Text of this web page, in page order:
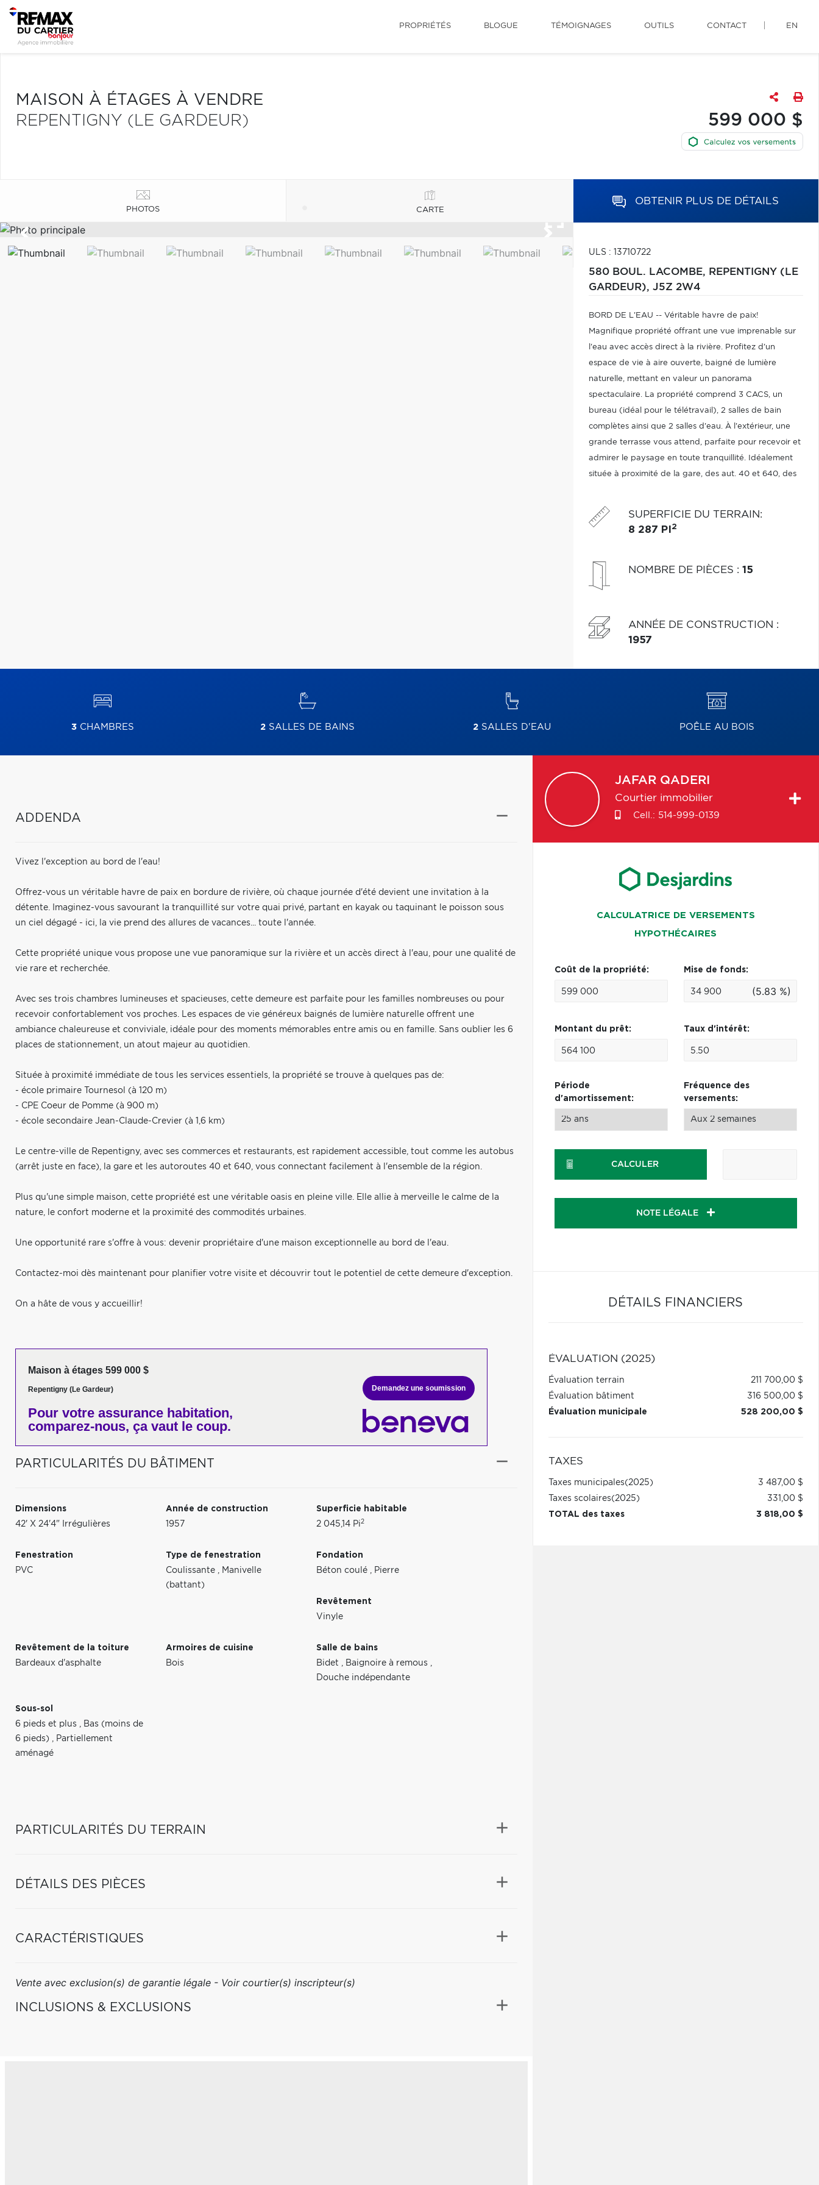
PROPRIÉTÉS BLOGUE TÉMOIGNAGES OUTILS CONTACT EN
MAISON À ÉTAGES À VENDRE
REPENTIGNY (LE GARDEUR)
599 000 $
PHOTOS CARTE
OBTENIR PLUS DE DÉTAILS
ULS : 13710722
580 BOUL. LACOMBE, REPENTIGNY (LE
GARDEUR), J5Z 2W4
BORD DE L'EAU -- Véritable havre de paix!
Magnifique propriété offrant une vue imprenable sur
l'eau avec accès direct à la rivière. Profitez d'un
espace de vie à aire ouverte, baigné de lumière
naturelle, mettant en valeur un panorama
spectaculaire. La propriété comprend 3 CACS, un
bureau (idéal pour le télétravail), 2 salles de bain
complètes ainsi que 2 salles d'eau. À l'extérieur, une
grande terrasse vous attend, parfaite pour recevoir et
admirer le paysage en toute tranquillité. Idéalement
située à proximité de la gare, des aut. 40 et 640, des
parfaitement nature et accessibilité.
SUPERFICIE DU TERRAIN:
8 287 PI 2
NOMBRE DE PIÈCES : 15
ANNÉE DE CONSTRUCTION :
1957
3CHAMBRES 2SALLES DE BAINS 2 SALLES D'EAU POÊLE AU BOIS
ADDENDA
Vivez l'exception au bord de l'eau!
Offrez-vous un véritable havre de paix en bordure de rivière, où chaque journée d'été devient une invitation à la
détente. Imaginez-vous savourant la tranquillité sur votre quai privé, partant en kayak ou taquinant le poisson sous
un ciel dégagé - ici, la vie prend des allures de vacances... toute l'année.
Cette propriété unique vous propose une vue panoramique sur la rivière et un accès direct à l'eau, pour une qualité de
vie rare et recherchée.
Avec ses trois chambres lumineuses et spacieuses, cette demeure est parfaite pour les familles nombreuses ou pour
recevoir confortablement vos proches. Les espaces de vie généreux baignés de lumière naturelle offrent une
ambiance chaleureuse et conviviale, idéale pour des moments mémorables entre amis ou en famille. Sans oublier les 6
places de stationnement, un atout majeur au quotidien.
Située à proximité immédiate de tous les services essentiels, la propriété se trouve à quelques pas de:
- école primaire Tournesol (à 120 m)
- CPE Coeur de Pomme (à 900 m)
- école secondaire Jean-Claude-Crevier (à 1,6 km)
Le centre-ville de Repentigny, avec ses commerces et restaurants, est rapidement accessible, tout comme les autobus
(arrêt juste en face), la gare et les autoroutes 40 et 640, vous connectant facilement à l'ensemble de la région.
Plus qu'une simple maison, cette propriété est une véritable oasis en pleine ville. Elle allie à merveille le calme de la
nature, le confort moderne et la proximité des commodités urbaines.
Une opportunité rare s'offre à vous: devenir propriétaire d'une maison exceptionnelle au bord de l'eau.
Contactez-moi dès maintenant pour planifier votre visite et découvrir tout le potentiel de cette demeure d'exception.
On a hâte de vous y accueillir!
Maison à étages 599 000 $
Repentigny (Le Gardeur)
Pour votre assurance habitation,
comparez-nous, ça vaut le coup.
Demandez une soumission
PARTICULARITÉS DU BÂTIMENT
Dimensions
42' X 24'4" Irrégulières
Année de construction
1957
Superficie habitable
2 045,14 Pi2
Fenestration
PVC
Type de fenestration
Coulissante , Manivelle
(battant)
Fondation
Béton coulé , Pierre
Revêtement
Vinyle
Revêtement de la toiture
Bardeaux d'asphalte
Armoires de cuisine
Bois
Salle de bains
Bidet , Baignoire à remous ,
Douche indépendante
Sous-sol
6 pieds et plus , Bas (moins de
6 pieds) , Partiellement
aménagé
PARTICULARITÉS DU TERRAIN
DÉTAILS DES PIÈCES
CARACTÉRISTIQUES
Vente avec exclusion(s) de garantie légale - Voir courtier(s) inscripteur(s)
INCLUSIONS & EXCLUSIONS
JAFAR QADERI
Courtier immobilier
Cell.: 514-999-0139
CALCULATRICE DE VERSEMENTS
HYPOTHÉCAIRES
Coût de la propriété: Mise de fonds:
(5.83 %)
Montant du prêt: Taux d'intérêt:
Période
d'amortissement:
Fréquence des
versements:
CALCULER
NOTE LÉGALE
DÉTAILS FINANCIERS
ÉVALUATION (2025)
Évaluation terrain
211 700,00 $
Évaluation bâtiment
316 500,00 $
Évaluation municipale
528 200,00 $
TAXES
Taxes municipales(2025)
3 487,00 $
Taxes scolaires(2025)
331,00 $
TOTAL des taxes
3 818,00 $